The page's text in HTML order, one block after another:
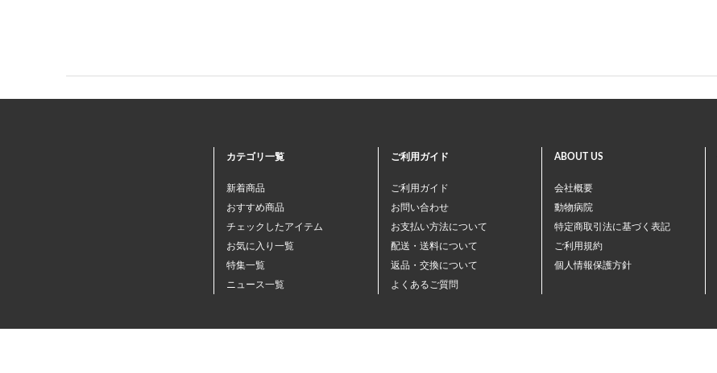
カテゴリ一覧
新着商品
おすすめ商品
チェックしたアイテム
お気に入り一覧
特集一覧
ニュース一覧
ご利用ガイド
ご利用ガイド
お問い合わせ
お支払い方法について
配送・送料について
返品・交換について
よくあるご質問
ABOUT US
会社概要
動物病院
特定商取引法に基づく表記
ご利用規約
個人情報保護方針